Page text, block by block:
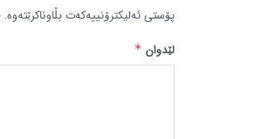
پۆستی ئەلیکترۆنییەکەت بڵاوناکرێتەوە.
لێدوان *